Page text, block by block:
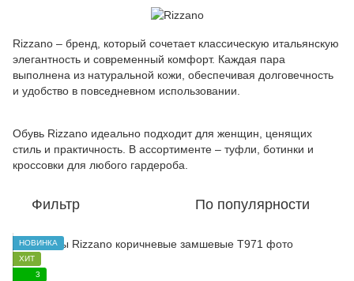
Rizzano – бренд, который сочетает классическую итальянскую
элегантность и современный комфорт. Каждая пара
выполнена из натуральной кожи, обеспечивая долговечность
и удобство в повседневном использовании.
Обувь Rizzano идеально подходит для женщин, ценящих
стиль и практичность. В ассортименте – туфли, ботинки и
кроссовки для любого гардероба.
Фильтр По популярности
НОВИНКА
ХИТ
3